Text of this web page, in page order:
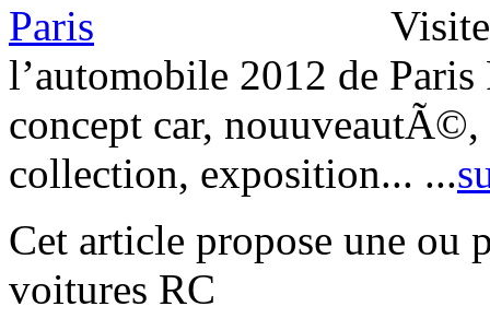
l’automobile 2012 de Paris
concept car,
collection, exposition... ...
Cet article propose une ou
voitures RC